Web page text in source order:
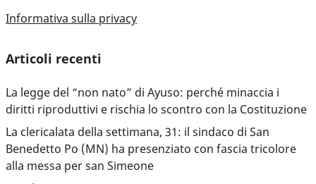
Informativa sulla privacy
Articoli recenti
La legge del “non nato” di Ayuso: perché minaccia i
diritti riproduttivi e rischia lo scontro con la Costituzione
La clericalata della settimana, 31: il sindaco di San
Benedetto Po (MN) ha presenziato con fascia tricolore
alla messa per san Simeone